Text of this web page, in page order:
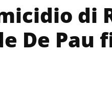
di
De Pau